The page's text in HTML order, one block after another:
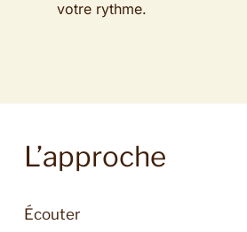
votre rythme.
L’approche
Écouter